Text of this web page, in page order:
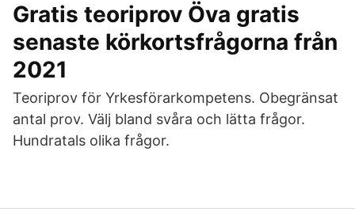
Gratis teoriprov Öva gratis
senaste körkortsfrågorna från
2021
Teoriprov för Yrkesförarkompetens. Obegränsat
antal prov. Välj bland svåra och lätta frågor.
Hundratals olika frågor.